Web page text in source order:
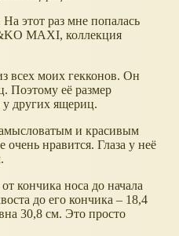
этот раз мне попалась
MAXI, коллекция
всех моих гекконов. Он
Поэтому её размер
других ящериц.
и красивым
нравится. Глаза у неё
кончика носа до начала
до его кончика – 18,4
30,8 см. Это просто